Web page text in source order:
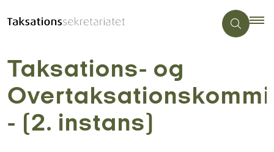
Taksations- og
- (2. instans)